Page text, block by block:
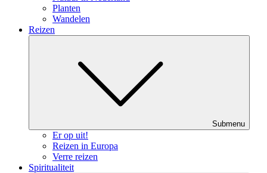
Planten
Wandelen
Reizen
Submenu
Er op uit!
Reizen in Europa
Verre reizen
Spiritualiteit